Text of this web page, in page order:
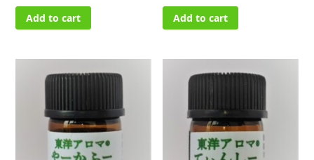
Add to cart Add to cart